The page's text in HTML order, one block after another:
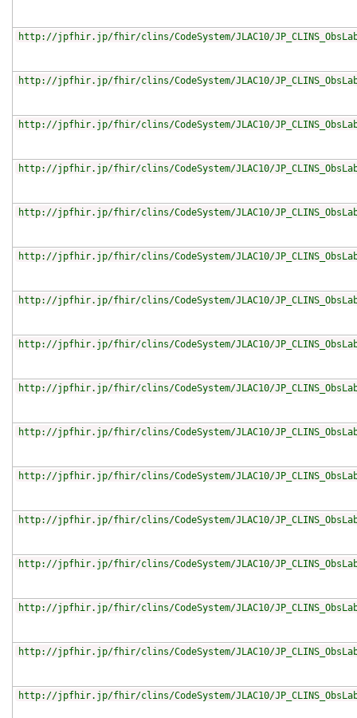
http://jpfhir.jp/fhir/clins/CodeSystem/JLAC10/
http://jpfhir.jp/fhir/clins/CodeSystem/JLAC10/
http://jpfhir.jp/fhir/clins/CodeSystem/JLAC10/
http://jpfhir.jp/fhir/clins/CodeSystem/JLAC10/
http://jpfhir.jp/fhir/clins/CodeSystem/JLAC10/
http://jpfhir.jp/fhir/clins/CodeSystem/JLAC10/
http://jpfhir.jp/fhir/clins/CodeSystem/JLAC10/
http://jpfhir.jp/fhir/clins/CodeSystem/JLAC10/
http://jpfhir.jp/fhir/clins/CodeSystem/JLAC10/
http://jpfhir.jp/fhir/clins/CodeSystem/JLAC10/
http://jpfhir.jp/fhir/clins/CodeSystem/JLAC10/
http://jpfhir.jp/fhir/clins/CodeSystem/JLAC10/
http://jpfhir.jp/fhir/clins/CodeSystem/JLAC10/
http://jpfhir.jp/fhir/clins/CodeSystem/JLAC10/
http://jpfhir.jp/fhir/clins/CodeSystem/JLAC10/
http://jpfhir.jp/fhir/clins/CodeSystem/JLAC10/